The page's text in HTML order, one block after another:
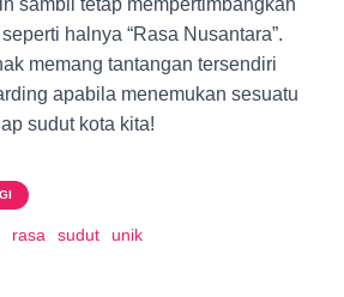
sambil tetap mempertimbangkan
halnya “Rasa Nusantara”.
memang tantangan tersendiri
apabila menemukan sesuatu
sudut kota kita!
rasa sudut unik